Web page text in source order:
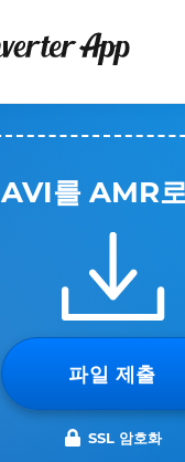
AVI를 AMR
파일 제출
SSL 암호화